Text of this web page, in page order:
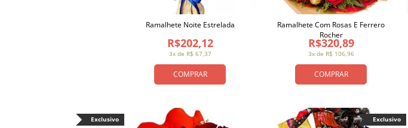
COMPRAR
3x de R$ 67,37
R$202,12
Ramalhete Noite Estrelada
COMPRAR
3x de R$ 106,96
R$320,89
Ramalhete Com Rosas E Ferrero
Rocher
Exclusivo Exclusivo